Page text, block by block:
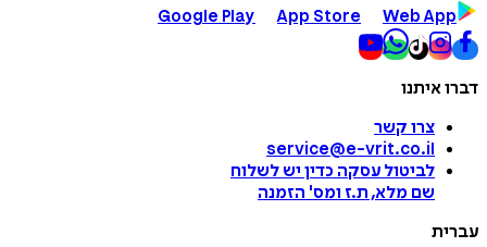
Google Play
App Store Web App
דברו איתנו
צרו קשר
service@e-vrit.co.il
לביטול עסקה כדין יש לשלוח
שם מלא, ת.ז ומס' הזמנה
עברית